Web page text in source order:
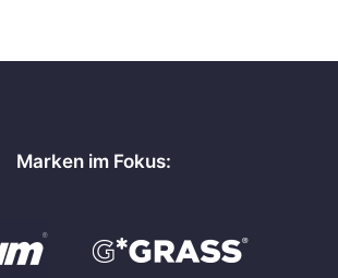
Marken im Fokus: